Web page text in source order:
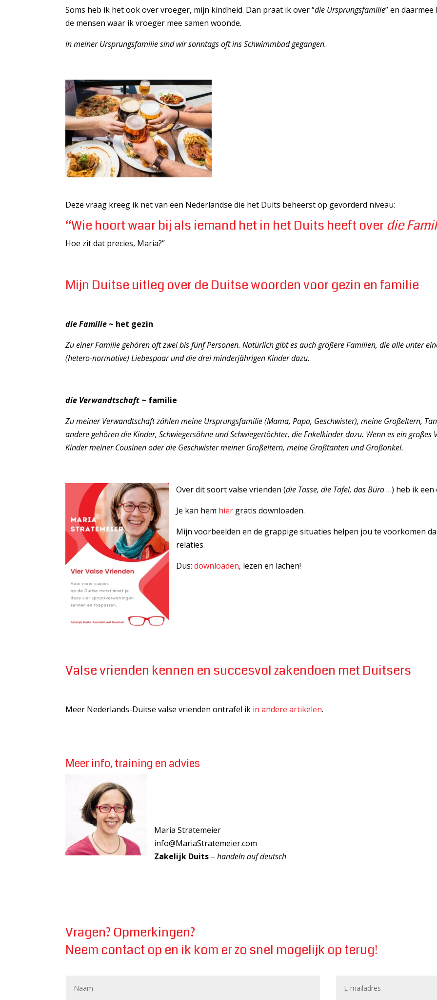
Soms heb ik het ook over vroeger, mijn kindheid. Dan praat ik over “die Ursprungsfamilie” en
de mensen waar ik vroeger mee samen woonde.
In meiner Ursprungsfamilie sind wir sonntags oft ins Schwimmbad gegangen.
Deze vraag kreeg ik net van een Nederlandse die het Duits beheerst op gevorderd niveau:
“Wie hoort waar bij als iemand het in het Duits heeft over die
Hoe zit dat precies, Maria?”
Mijn Duitse uitleg over de Duitse woorden voor gezin en familie
die Familie ~ het gezin
Zu einer Familie gehören oft zwei bis fünf Personen. Natürlich gibt es auch größere Familien, die alle unter
(hetero-normative) Liebespaar und die drei minderjährigen Kinder dazu.
die Verwandtschaft ~ familie
Zu meiner Verwandtschaft zählen meine Ursprungsfamilie (Mama, Papa, Geschwister), meine Großeltern,
andere gehören die Kinder, Schwiegersöhne und Schwiegertöchter, die Enkelkinder dazu. Wenn es ein
Kinder meiner Cousinen oder die Geschwister meiner Großeltern, meine Großtanten und Großonkel.
Over dit soort valse vrienden (die Tasse, die Tafel, das Büro…) heb ik een
Je kan hem hier gratis downloaden.
Mijn voorbeelden en de grappige situaties helpen jou te voorkomen
relaties.
Dus:downloaden, lezen en lachen!
Valse vrienden kennen en succesvol zakendoen met Duitsers
Meer Nederlands-Duitse valse vrienden ontrafel ik in andere artikelen.
Meer info, training en advies
Maria Stratemeier
info@MariaStratemeier.com
Zakelijk Duits –handeln auf deutsch
Vragen? Opmerkingen?
Neem contact op en ik kom er zo snel mogelijk op terug!